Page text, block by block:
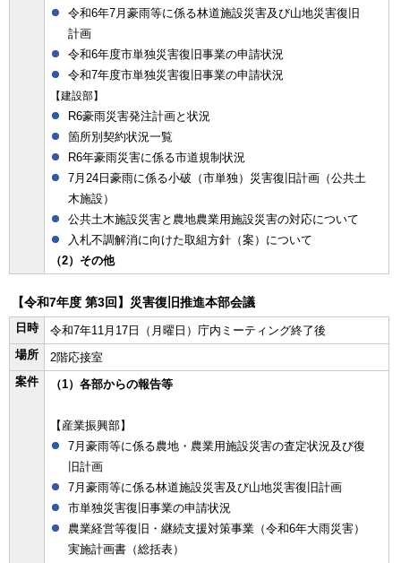
令和6年7月豪雨等に係る林道施設災害及び山地災害復旧
計画
令和6年度市単独災害復旧事業の申請状況
令和7年度市単独災害復旧事業の申請状況
【建設部】
R6豪雨災害発注計画と状況
箇所別契約状況一覧
R6年豪雨災害に係る市道規制状況
7月24日豪雨に係る小破（市単独）災害復旧計画（公共土
木施設）
公共土木施設災害と農地農業用施設災害の対応について
入札不調解消に向けた取組方針（案）について
（2）その他
【令和7年度 第3回】災害復旧推進本部会議
日時
令和7年11月17日（月曜日）庁内ミーティング終了後
場所
2階応接室
案件
（1）各部からの報告等
【産業振興部】
7月豪雨等に係る農地・農業用施設災害の査定状況及び復
旧計画
7月豪雨等に係る林道施設災害及び山地災害復旧計画
市単独災害復旧事業の申請状況
農業経営等復旧・継続支援対策事業（令和6年大雨災害）
実施計画書（総括表）